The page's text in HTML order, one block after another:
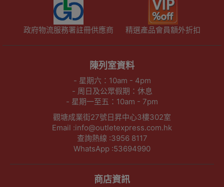
政府物流服務署註冊供應商 精選產品會員額外折扣
陳列室資料
- 星期六：10am - 4pm
- 周日及公眾假期：休息
- 星期一至五：10am - 7pm
觀塘成業街27號日昇中心3樓302室
Email :info@outletexpress.com.hk
查詢熱線 :3956 8117
WhatsApp :53694990
商店資訊